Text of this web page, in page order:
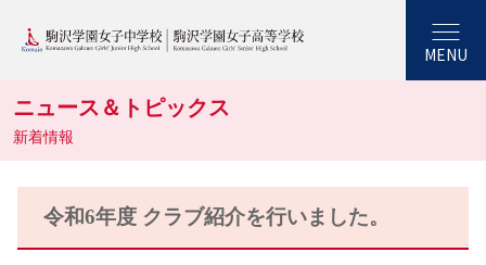
MENU
ニュース＆トピックス
新着情報
令和6年度 クラブ紹介を行いました。